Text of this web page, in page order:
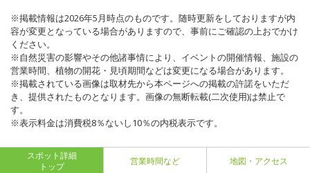
※掲載情報は2026年5月時点のものです。随時更新をしておりますが内
容が変更となっている場合がありますので、事前にご確認の上おでかけ
ください。
※自然災害の影響やその他諸事情により、イベントの開催情報、施設の
営業時間、植物の開花・見頃期間などは変更になる場合があります。
※掲載されている画像は取材先から本ページへの掲載の許諾をいただ
き、提供されたものとなります。画像の無断転載(二次使用)は禁止で
す。
※表示料金は消費税8％ないし10％の内税表示です。
スポット詳細
トップ
営業時間など 地図・アクセス